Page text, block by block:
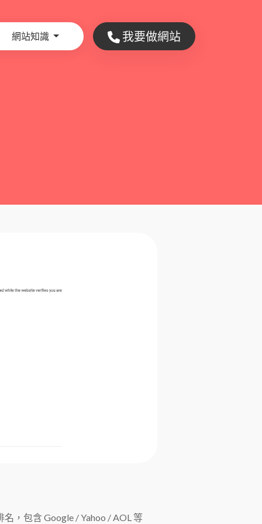
網站知識 我要做網站
，包含 Google / Yahoo / AOL 等